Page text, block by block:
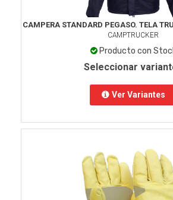
CAMPERA STANDARD PEGASO. TELA
CAMPTRUCKER
Producto con
Seleccionar
Ver Variantes